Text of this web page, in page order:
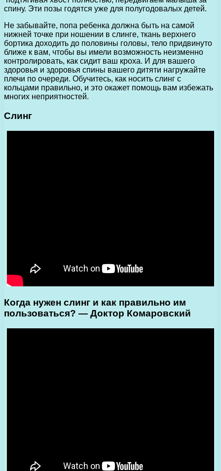
спину. Эти позы годятся уже для полугодовалых детей.
Не забывайте, попа ребенка должна быть на самой
нижней точке при ношении в слинге, ткань верхнего
бортика доходить до половины головы, тело придвинуто
ближе к вам, чтобы вы имели возможность неизменно
контролировать, как сидит ваш кроха. И для вашего
здоровья и здоровья спины вашего дитяти нагружайте
плечи по очереди. Обучитесь, как носить слинг с
кольцами правильно, и это окажет помощь вам избежать
многих неприятностей.
Слинг
Когда нужен слинг и как правильно им
пользоваться? — Доктор Комаровский